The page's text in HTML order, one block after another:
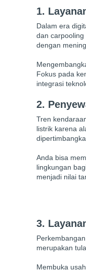
1.
Dalam era
dan
dengan
Fokus pada
integrasi
2.
Tren
listrik karena
Anda bisa
lingkungan
menjadi nilai
3.
Perkembangan
merupakan
Membuka